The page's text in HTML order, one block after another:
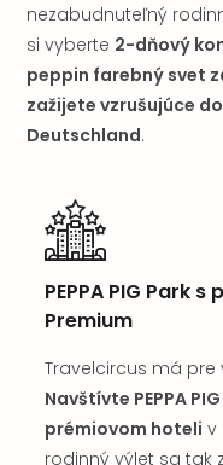
nezabudnuteľný
si vyberte 2-dňový
peppin farebný svet
zažijete vzrušujúce
Deutschland.
PEPPA PIG Park
Premium
Travelcircus má pre
Navštívte PEPPA
prémiovom hoteli v
rodinný výlet sa